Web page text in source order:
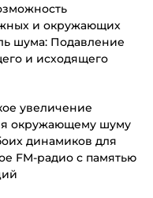
и окружающих
шума: Подавление
и исходящего
увеличение
окружающему шуму
динамиков для
FM-радио с памятью